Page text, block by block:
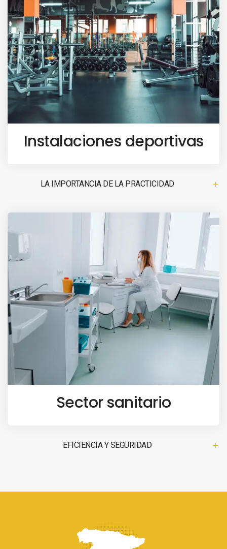
Instalaciones deportivas
LA IMPORTANCIA DE LA PRACTICIDAD
Sector sanitario
EFICIENCIA Y SEGURIDAD